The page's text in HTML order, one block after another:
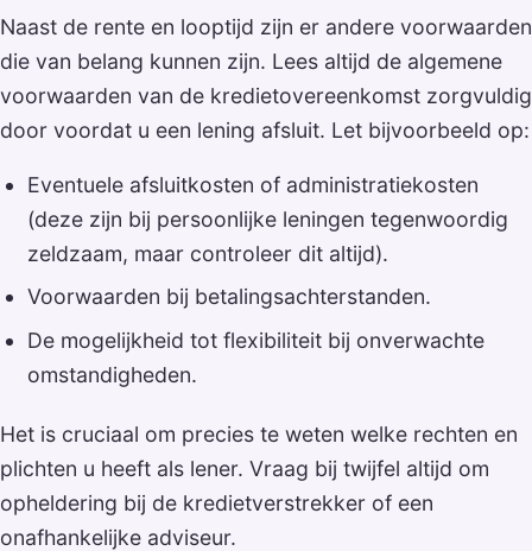
Naast de rente en looptijd zijn er andere voorwaarden
die van belang kunnen zijn. Lees altijd de algemene
voorwaarden van de kredietovereenkomst zorgvuldig
door voordat u een lening afsluit. Let bijvoorbeeld op:
Eventuele afsluitkosten of administratiekosten
(deze zijn bij persoonlijke leningen tegenwoordig
zeldzaam, maar controleer dit altijd).
Voorwaarden bij betalingsachterstanden.
De mogelijkheid tot flexibiliteit bij onverwachte
omstandigheden.
Het is cruciaal om precies te weten welke rechten en
plichten u heeft als lener. Vraag bij twijfel altijd om
opheldering bij de kredietverstrekker of een
onafhankelijke adviseur.